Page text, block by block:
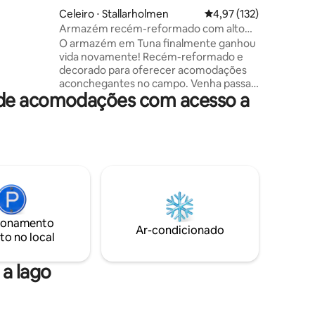
Celeiro ⋅ Stallarholmen 4,97 de uma avaliação
4,97 (132)
Armazém recém-reformado com alto
fator aconchego.
O armazém em Tuna finalmente ganhou
vida novamente! Recém-reformado e
decorado para oferecer acomodações
aconchegantes no campo. Venha passar
um fim de semana prolongado com
amigos, cozinhe na ilha da cozinha ou
com sua própria entrada. Venha e
desfrute de paz e tranquilidade, ou visite
todos os pontos turísticos emocionantes
em Mariefred ou Strängnäs.
acomodações com acesso a
no local
Ar-condicionado
lago